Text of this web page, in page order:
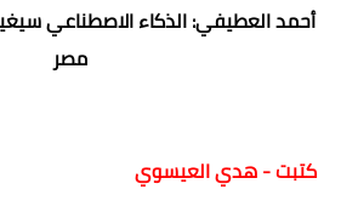
أحمد العطيفي: الذكاء الاصطناعي
مصر
كتبت - هدي العيسوي